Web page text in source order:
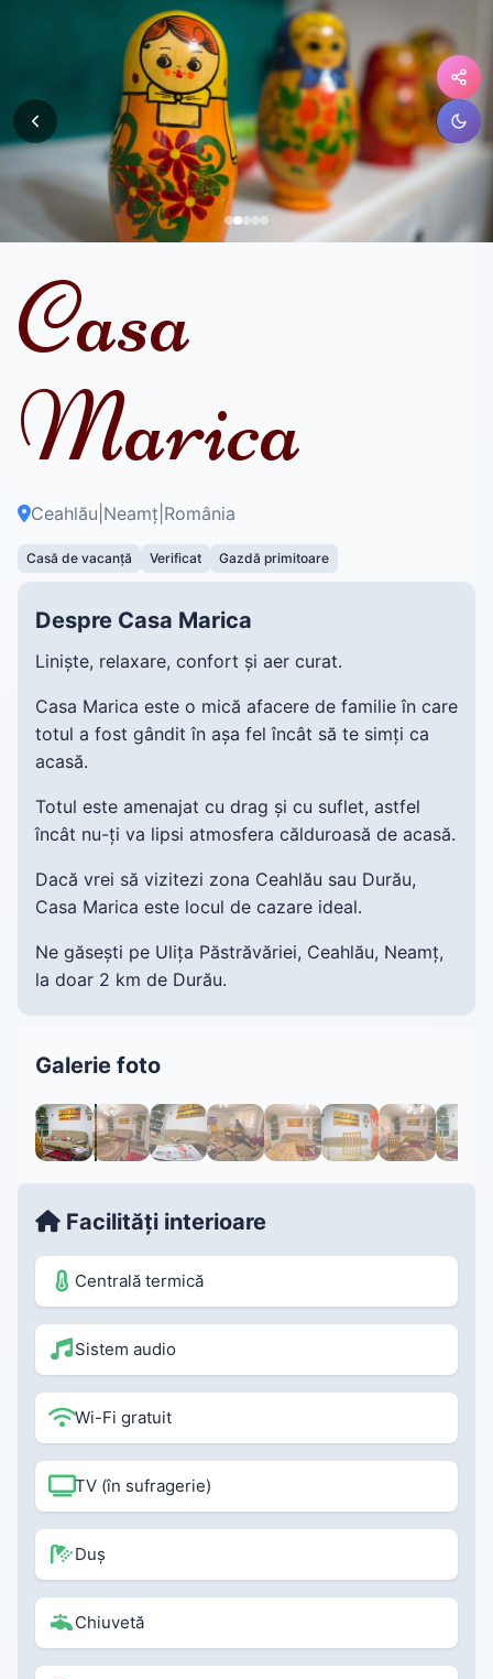
Casa
Marica
Ceahlău Neamț România
Casă de vacanță Verificat Gazdă primitoare
Despre Casa Marica
Liniște, relaxare, confort și aer curat.
Casa Marica este o mică afacere de familie în care
totul a fost gândit în așa fel încât să te simți ca
acasă.
Totul este amenajat cu drag și cu suflet, astfel
încât nu-ți va lipsi atmosfera călduroasă de acasă.
Dacă vrei să vizitezi zona Ceahlău sau Durău,
Casa Marica este locul de cazare ideal.
Ne găsești pe Ulița Păstrăvăriei, Ceahlău, Neamț,
la doar 2 km de Durău.
Galerie foto
1 / 24
Facilități interioare
Centrală termică
Sistem audio
Wi-Fi gratuit
TV (în sufragerie)
Duș
Chiuvetă